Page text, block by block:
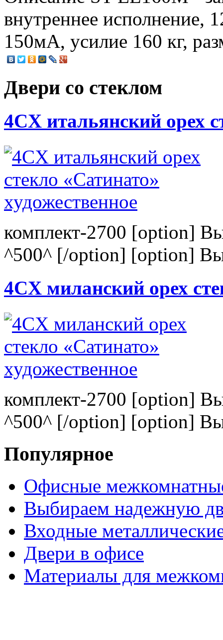
внутреннее
150мА, усилие 160 кг,
Двери со стеклом
4CХ итальянский орех
комплект-2700 [option]
^500^ [/option] [option]
4CХ миланский орех
комплект-2700 [option]
^500^ [/option] [option]
Популярное
Офисные
Выбираем надежную
Входные
Двери в офисе
Материалы для